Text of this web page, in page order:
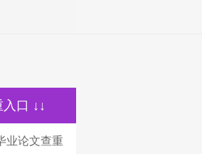
口 ↓↓
业论文查重